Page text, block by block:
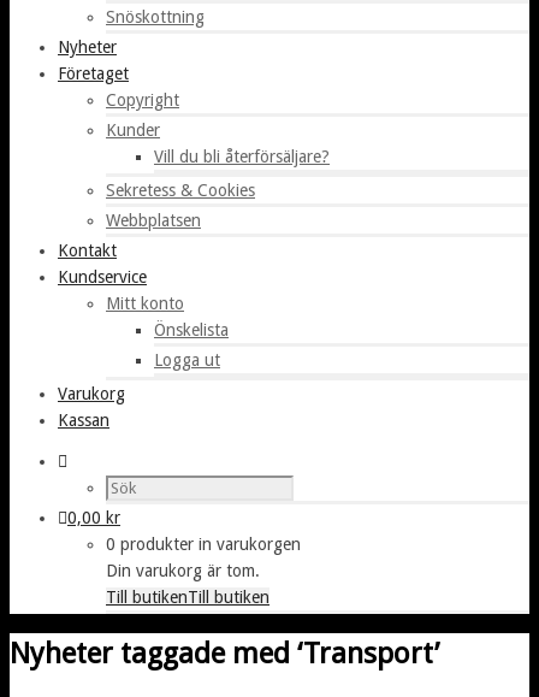
Snöskottning
Nyheter
Företaget
Copyright
Kunder
Vill du bli återförsäljare?
Sekretess & Cookies
Webbplatsen
Kontakt
Kundservice
Mitt konto
Önskelista
Logga ut
Varukorg
Kassan
0,00 kr
0 produkter in varukorgen
Din varukorg är tom.
Till butikenTill butiken
Nyheter taggade med ‘Transport’